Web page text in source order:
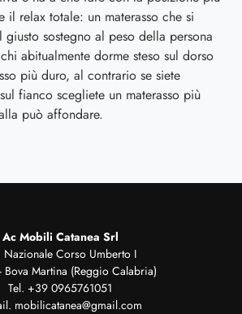
il relax totale: un materasso che si
sostegno al peso della persona
abitualmente dorme steso sul dorso
più duro, al contrario se siete
fianco scegliete un materasso più
può affondare.
Ac Mobili Catanea Srl
Nazionale Corso Umberto I
Martina (Reggio Calabria)
Tel. +39 0965761051
mobilicatanea@gmail.com